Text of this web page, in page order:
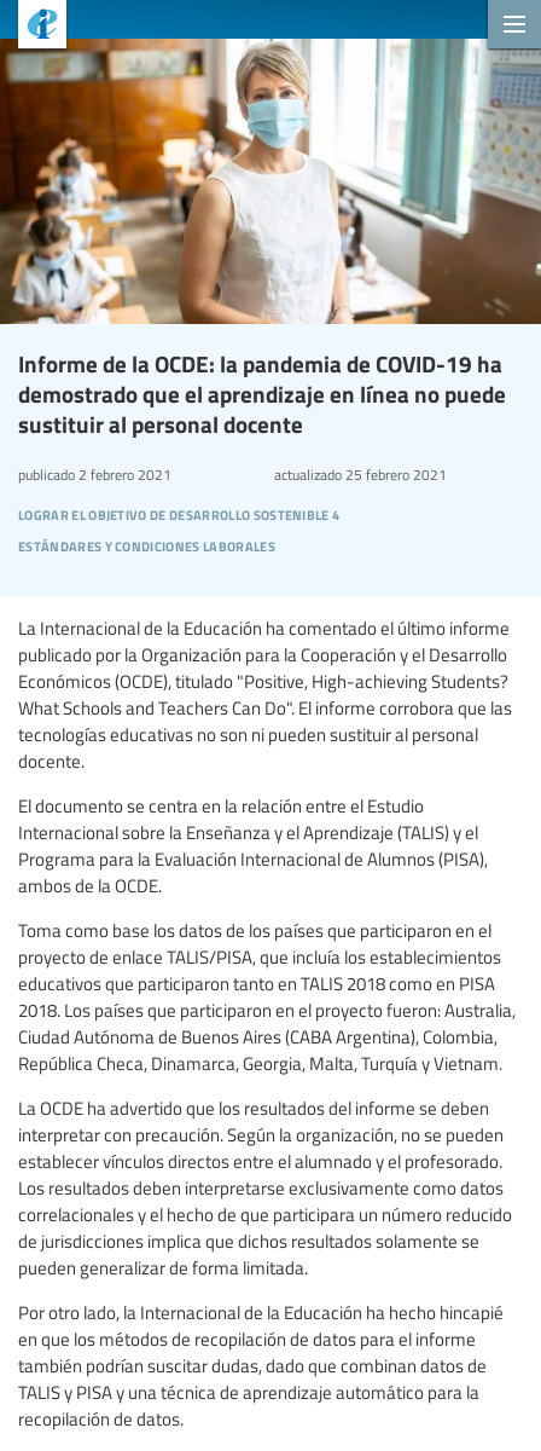
Informe de la OCDE: la pandemia de COVID-19 ha
demostrado que el aprendizaje en línea no puede
sustituir al personal docente
lograr el objetivo de desarrollo sostenible 4
estándares y condiciones laborales
publicado 2 febrero 2021 actualizado25 febrero 2021
La Internacional de la Educación ha comentado el último informe
publicado por la Organización para la Cooperación y el Desarrollo
Económicos (OCDE), titulado "Positive, High-achieving Students?
What Schools and Teachers Can Do". El informe corrobora que las
tecnologías educativas no son ni pueden sustituir al personal
docente.
El documento se centra en la relación entre el Estudio
Internacional sobre la Enseñanza y el Aprendizaje (TALIS) y el
Programa para la Evaluación Internacional de Alumnos (PISA),
ambos de la OCDE.
Toma como base los datos de los países que participaron en el
proyecto de enlace TALIS/PISA, que incluía los establecimientos
educativos que participaron tanto en TALIS 2018 como en PISA
2018. Los países que participaron en el proyecto fueron: Australia,
Ciudad Autónoma de Buenos Aires (CABA Argentina), Colombia,
República Checa, Dinamarca, Georgia, Malta, Turquía y Vietnam.
La OCDE ha advertido que los resultados del informe se deben
interpretar con precaución. Según la organización, no se pueden
establecer vínculos directos entre el alumnado y el profesorado.
Los resultados deben interpretarse exclusivamente como datos
correlacionales y el hecho de que participara un número reducido
de jurisdicciones implica que dichos resultados solamente se
pueden generalizar de forma limitada.
Por otro lado, la Internacional de la Educación ha hecho hincapié
en que los métodos de recopilación de datos para el informe
también podrían suscitar dudas, dado que combinan datos de
TALIS y PISA y una técnica de aprendizaje automático para la
recopilación de datos.